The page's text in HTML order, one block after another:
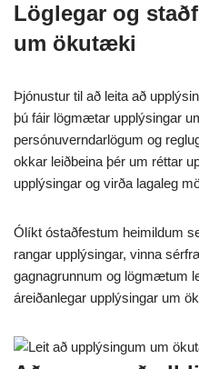
Löglegar og
um ökutæki
Þjónustur til að leita að
þú fáir lögmætar upplýsingar
persónuverndarlögum og
okkar leiðbeina þér um réttar
upplýsingar og virða lagaleg
Ólíkt óstaðfestum heimildum
rangar upplýsingar, vinna
gagnagrunnum og lögmætum
áreiðanlegar upplýsingar um